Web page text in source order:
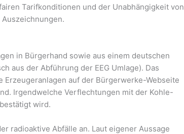
Tarifkonditionen und der Unabhängigkeit von
in Bürgerhand sowie aus einem deutschen
aus der Abführung der EEG Umlage). Das
auf der Bürgerwerke-Webseite
Irgendwelche Verflechtungen mit der Kohle-
wird.
radioaktive Abfälle an. Laut eigener Aussage